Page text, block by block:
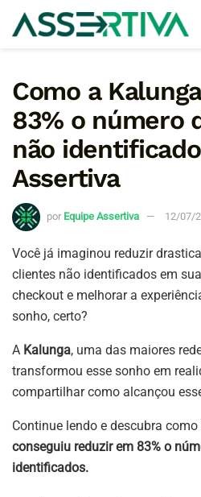
Como a
83% o número
não
Assertiva
por Equipe Assertiva 12/07/
Você já imaginou reduzir
clientes não identificados em
checkout e melhorar a
sonho, certo?
A Kalunga, uma das maiores
transformou esse sonho em
compartilhar como alcançou
Continue lendo e descubra
conseguiu reduzir em 83% o
identificados.